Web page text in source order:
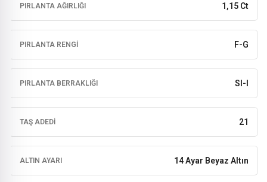
PIRLANTA AĞIRLIĞI 1,15 Ct
PIRLANTA RENGI F-G
PIRLANTA BERRAKLIĞI SI-I
TAŞ ADEDI 21
ALTIN AYARI 14 Ayar Beyaz Altın